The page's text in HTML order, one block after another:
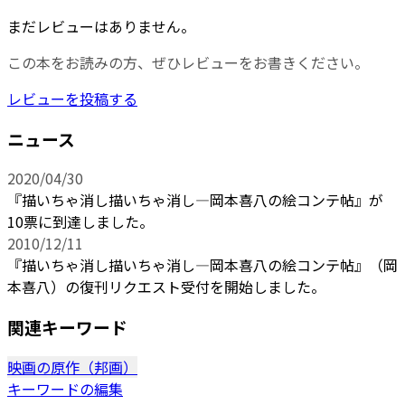
まだレビューはありません。
この本をお読みの方、ぜひレビューをお書きください。
レビューを投稿する
ニュース
2020/04/30
『描いちゃ消し描いちゃ消し―岡本喜八の絵コンテ帖』が
10票に到達しました。
2010/12/11
『描いちゃ消し描いちゃ消し―岡本喜八の絵コンテ帖』（岡
本喜八）の復刊リクエスト受付を開始しました。
関連キーワード
映画の原作（邦画）
キーワードの編集